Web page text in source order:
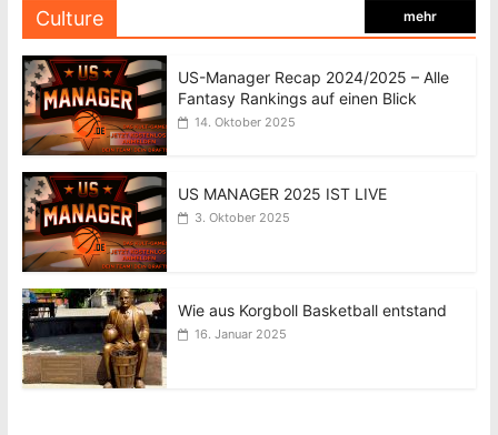
Culture mehr
US-Manager Recap 2024/2025 – Alle
Fantasy Rankings auf einen Blick
14. Oktober 2025
US MANAGER 2025 IST LIVE
3. Oktober 2025
Wie aus Korgboll Basketball entstand
16. Januar 2025